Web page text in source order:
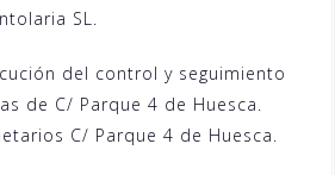
SL.
del control y seguimiento
de C/ Parque 4 de Huesca.
C/ Parque 4 de Huesca.